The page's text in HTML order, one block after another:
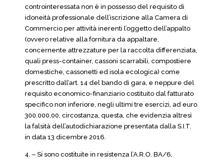
controinteressata non è in possesso del requisito di
idoneità professionale dell’iscrizione alla Camera di
Commercio per attività inerenti l’oggetto dell’appalto
(ovvero relative alla fornitura da appaltare,
concernente attrezzature per la raccolta differenziata,
quali press-container, cassoni scarrabili, compostiere
domestiche, cassonetti ed isola ecologica) come
prescritto dall’art. 14 del bando di gara, e neppure del
requisito economico-finanziario costituito dal fatturato
specifico non inferiore, negli ultimi tre esercizi, ad euro
300.000,00, circostanza, questa, che evidenzia altresì
la falsità dell’autodichiarazione presentata dalla S.I.T.
in data 13 dicembre 2016.
4. – Si sono costituite in resistenza l’A.R.O. BA/6,